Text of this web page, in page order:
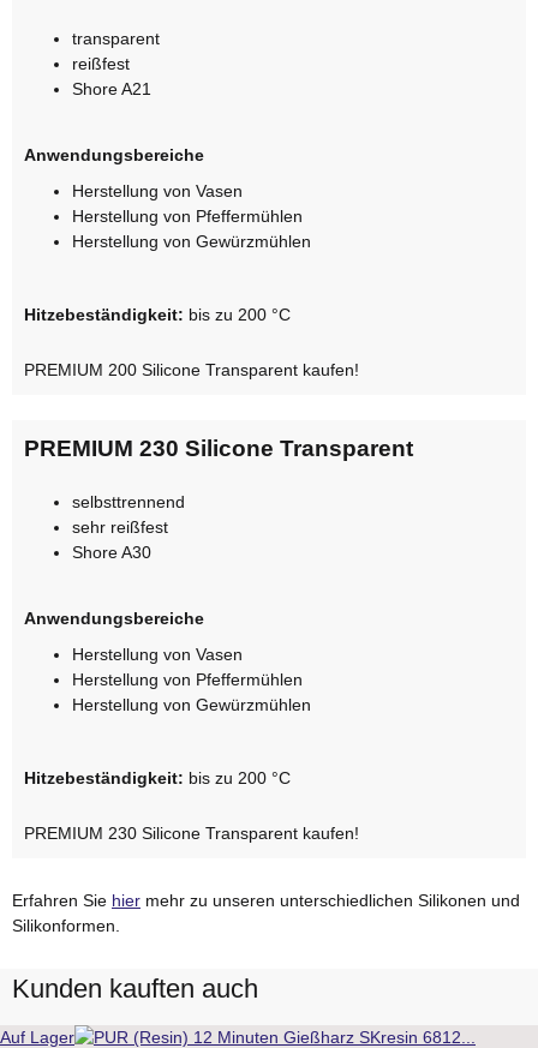
transparent
reißfest
Shore A21
Anwendungsbereiche
Herstellung von Vasen
Herstellung von Pfeffermühlen
Herstellung von Gewürzmühlen
Hitzebeständigkeit: bis zu 200 °C
PREMIUM 200 Silicone Transparent kaufen!
PREMIUM 230 Silicone Transparent
selbsttrennend
sehr reißfest
Shore A30
Anwendungsbereiche
Herstellung von Vasen
Herstellung von Pfeffermühlen
Herstellung von Gewürzmühlen
Hitzebeständigkeit: bis zu 200 °C
PREMIUM 230 Silicone Transparent kaufen!
Erfahren Sie hier mehr zu unseren unterschiedlichen Silikonen und
Silikonformen.
Kunden kauften auch
Auf Lager